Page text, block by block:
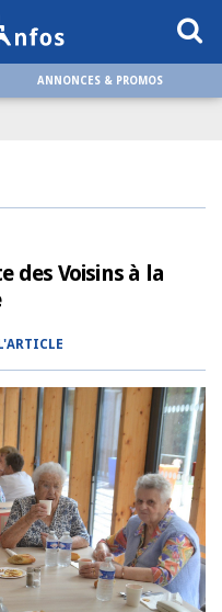
ANNONCES & PROMOS
des Voisins à la